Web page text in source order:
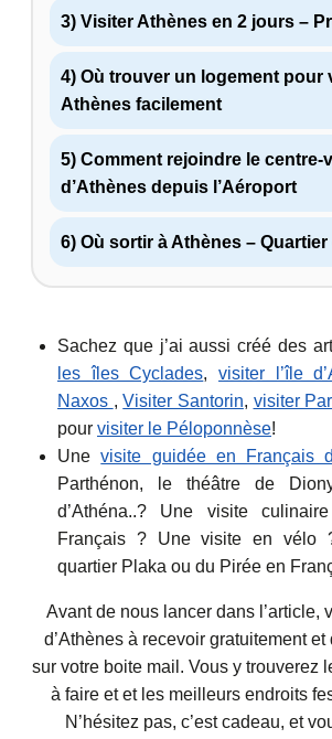
3) Visiter Athènes en 2 jours –
4) Où trouver un logement pour
Athènes facilement
5) Comment rejoindre le centre-
d’Athènes depuis l’Aéroport
6) Où sortir à Athènes –
Sachez que j’ai aussi créé des
les îles Cyclades,visiter l’île
Naxos ,Visiter Santorin, visiter
pour visiter le Péloponnèse!
Unevisite guidée en Français
Parthénon, le théâtre de
d’Athéna..? Une visite
Français ? Une visite en vélo
quartier Plaka ou du Pirée en
Avant de nous lancer dans l’article,
d’Athènes à recevoir gratuitement
sur votre boite mail. Vous y trouverez
à faire et et les meilleurs endroits
N’hésitez pas, c’est cadeau, et